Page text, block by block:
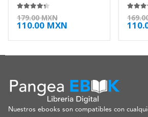
4.25 de 5
179.00MXN
110.00 MXN
4.25
Nuestros ebooks son compatibles con